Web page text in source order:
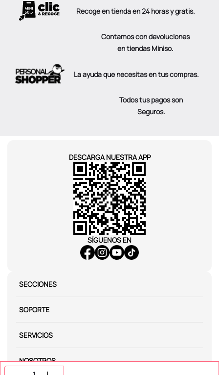
Recoge en tienda en 24 horas y gratis.
Contamos con devoluciones
en tiendas Miniso.
La ayuda que necesitas en tus compras.
Todos tus pagos son
Seguros.
DESCARGA NUESTRA APP
SÍGUENOS EN
SECCIONES
SOPORTE
SERVICIOS
NOSOTROS